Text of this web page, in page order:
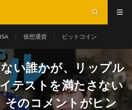
仮想通貨 ビットコイン
い誰かが、リップル
テストを満たさない
そのコメントがヒン